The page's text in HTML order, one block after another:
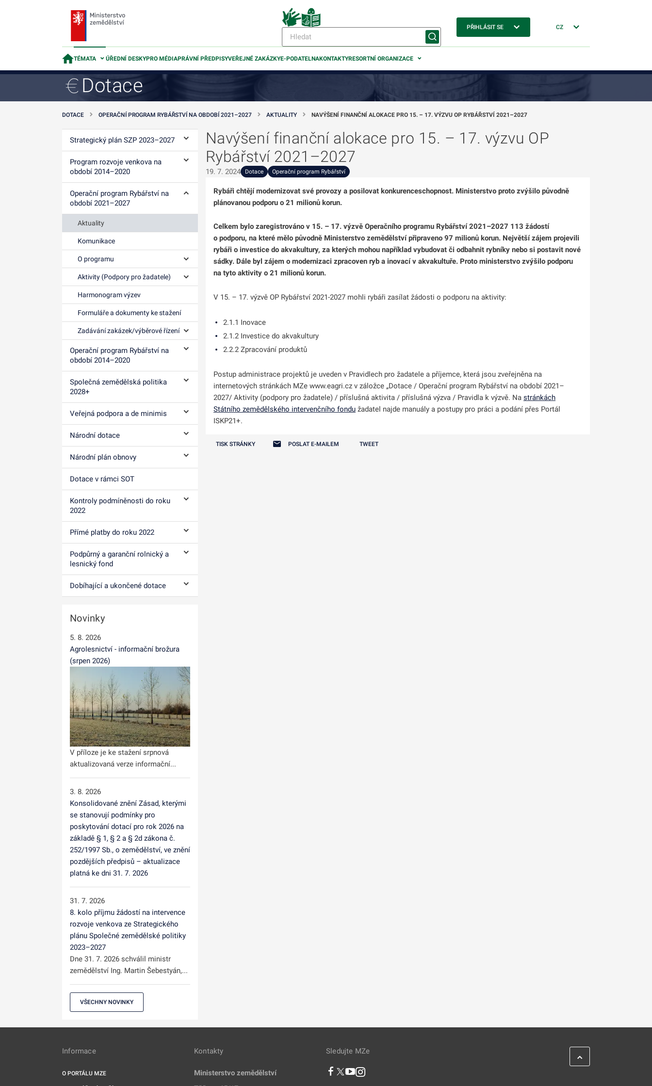
PŘIHLÁSIT SE CZ
TÉMATA ÚŘEDNÍ DESKYPRO MÉDIAPRÁVNÍ PŘEDPISYVEŘEJNÉ ZAKÁZKYE-PODATELNAKONTAKTYRESORTNÍ ORGANIZACE
Dotace
DOTACE OPERAČNÍ PROGRAM RYBÁŘSTVÍ NA OBDOBÍ 2021–2027 AKTUALITY NAVÝŠENÍ FINANČNÍ ALOKACE PRO 15. – 17. VÝZVU OP RYBÁŘSTVÍ 2021–2027
Strategický plán SZP 2023–⁠2027 Ovládání podmenu
Program rozvoje venkova na
období 2014–⁠2020
Ovládání podmenu
Operační program Rybářství na
období 2021–2027
Ovládání podmenu
Aktuality
Komunikace
O programu
Ovládání podmenu
Aktivity (Podpory pro žadatele)
Harmonogram výzev
Formuláře a dokumenty ke stažení
Zadávání zakázek/výběrové řízení
Ovládání podmenu
Operační program Rybářství na
období 2014–⁠2020
Společná zemědělská politika
2028+
Ovládání podmenu
Veřejná podpora a de minimis Ovládání podmenu
Národní dotace
Národní plán obnovy
Dotace v rámci SOT
Kontroly podmíněnosti do roku
2022
Přímé platby do roku 2022
Podpůrný a garanční rolnický a
lesnický fond
Dobíhající a ukončené dotace
Navýšení finanční alokace pro 15. – 17. výzvu OP
Rybářství 2021–2027
19. 7. 2024 Dotace Operační program Rybářství
Rybáři chtějí modernizovat své provozy a posilovat konkurenceschopnost. Ministerstvo proto zvýšilo původně
plánovanou podporu o 21 milionů korun.
Celkem bylo zaregistrováno v 15. – 17. výzvě Operačního programu Rybářství 2021–2027 113 žádostí
o podporu, na které mělo původně Ministerstvo zemědělství připraveno 97 milionů korun. Největší zájem projevili
rybáři o investice do akvakultury, za kterých mohou například vybudovat či odbahnit rybníky nebo si postavit nové
sádky. Dále byl zájem o modernizaci zpracoven ryb a inovací v akvakultuře. Proto ministerstvo zvýšilo podporu
na tyto aktivity o 21 milionů korun.
V 15. – 17. výzvě OP Rybářství 2021-2027 mohli rybáři zasílat žádosti o podporu na aktivity:
2.1.1 Inovace
2.1.2 Investice do akvakultury
2.2.2 Zpracování produktů
Postup administrace projektů je uveden v Pravidlech pro žadatele a příjemce, která jsou zveřejněna na
internetových stránkách MZe www.eagri.cz v záložce „Dotace / Operační program Rybářství na období 2021–
2027/ Aktivity (podpory pro žadatele) / příslušná aktivita / příslušná výzva / Pravidla k výzvě. Na stránkách
Státního zemědělského intervenčního fondu žadatel najde manuály a postupy pro práci a podání přes Portál
ISKP21+.
TISK STRÁNKY POSLAT E-MAILEM TWEET
Novinky
5. 8. 2026
Agrolesnictví - informační brožura
(srpen 2026)
V příloze je ke stažení srpnová
aktualizovaná verze informační...
3. 8. 2026
Konsolidované znění Zásad, kterými
se stanovují podmínky pro
poskytování dotací pro rok 2026 na
základě § 1, § 2 a § 2d zákona č.
252/1997 Sb., o zemědělství, ve znění
pozdějších předpisů – aktualizace
platná ke dni 31. 7. 2026
31. 7. 2026
8. kolo příjmu žádostí na intervence
rozvoje venkova ze Strategického
plánu Společné zemědělské politiky
2023–2027
Dne 31. 7. 2026 schválil ministr
zemědělství Ing. Martin Šebestyán,...
VŠECHNY NOVINKY
Informace
O PORTÁLU MZE
Kontakty
Ministerstvo zemědělství
Sledujte MZe